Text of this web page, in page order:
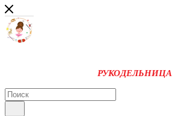
РУКОДЕЛЬНИЦА